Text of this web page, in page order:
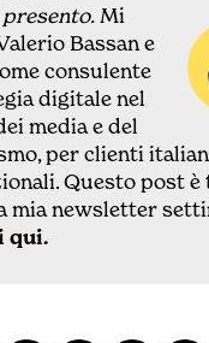
presento.Mi
Bassan e
consulente
digitale nel
media e del
per clienti
Questo post
mia newsletter
qui.